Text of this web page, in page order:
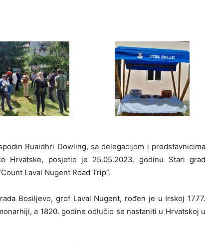
Ruaidhri Dowling, sa delegacijom i predstavnicima
Hrvatske, posjetio je 25.05.2023. godinu Stari grad
Laval Nugent Road Trip”.
Bosiljevo, grof Laval Nugent, rođen je u Irskoj 1777.
a 1820. godine odlučio se nastaniti u Hrvatskoj u